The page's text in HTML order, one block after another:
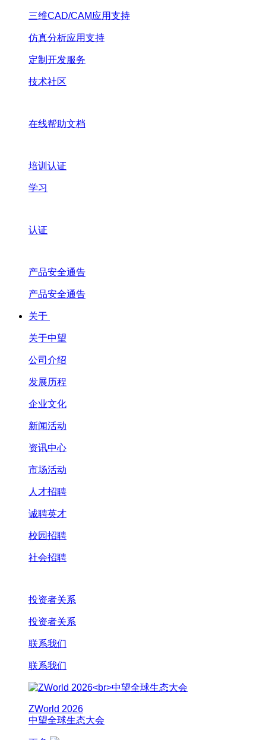
三维CAD/CAM应用支持
仿真分析应用支持
定制开发服务
技术社区
在线帮助文档
培训认证
学习
认证
产品安全通告
产品安全通告
关于
关于中望
公司介绍
发展历程
企业文化
新闻活动
资讯中心
市场活动
人才招聘
诚聘英才
校园招聘
社会招聘
投资者关系
投资者关系
联系我们
联系我们
ZWorld 2026
中望全球生态大会